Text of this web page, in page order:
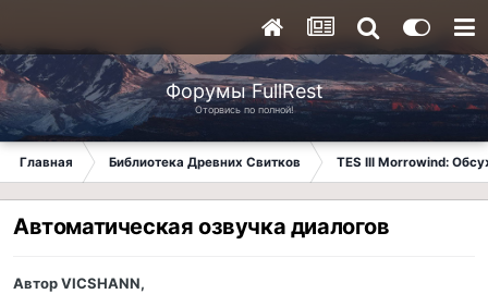
Форумы FullRest
Оторвись по полной!
Главная Библиотека Древних Свитков TES III Morrowind:
Автоматическая озвучка диалогов
АвторVICSHANN,